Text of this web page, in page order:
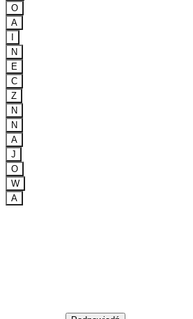
O
A
N
E
C
Z
N
N
A
J
O
W
A